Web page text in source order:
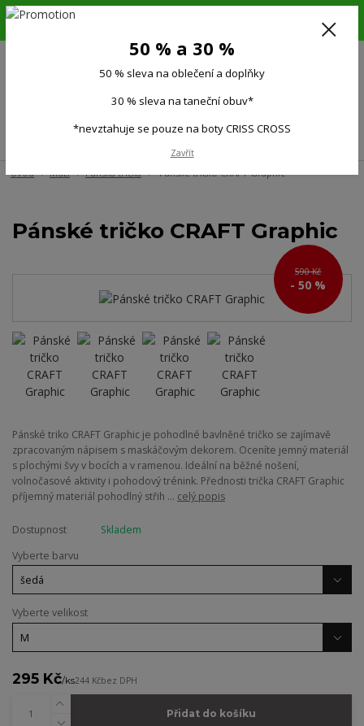
6.-16.8.26. DOVOLENÁ !!! 50 % SLEVA na všechno oblečení a doplňky !!!
(Po-Pá 9:00-15.00)
Úvod Muži Pánská trička Pánské tričko CRAFT Graphic
Pánské tričko CRAFT Graphic
590 Kč
- 50 %
Pánské triko CRAFT Graphic je pohodlné bavlněné tričko se zajímavě
zpracovaným nápisem s maskáčovým dekorem. Oceníte jemný materiál
s plochými švy v bocích a v ramenou. Ideální na běžné nošení,
volnočasové aktivity i pohodový trénink. Přednosti trička CRAFT Graphic
příjemný materiál pohodlný střih ... celý popis
Dostupnost
Skladem
Vyberte barvu
Vyberte velikost
295 Kč/ks244 Kčbez DPH
Přidat do košíku
50 % a 30 %
50 % sleva na oblečení a doplňky
30 % sleva na taneční obuv*
*nevztahuje se pouze na boty CRISS CROSS
Zavřít